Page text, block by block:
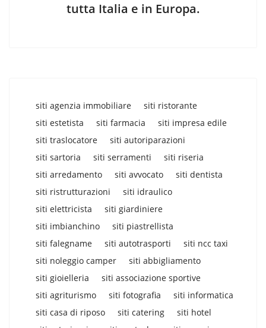
tutta Italia e in Europa.
siti agenzia immobiliare
siti ristorante
siti estetista
siti farmacia
siti impresa edile
siti traslocatore
siti autoriparazioni
siti sartoria
siti serramenti
siti riseria
siti arredamento
siti avvocato
siti dentista
siti ristrutturazioni
siti idraulico
siti elettricista
siti giardiniere
siti imbianchino
siti piastrellista
siti falegname
siti autotrasporti
siti ncc taxi
siti noleggio camper
siti abbigliamento
siti gioielleria
siti associazione sportive
siti agriturismo
siti fotografia
siti informatica
siti casa di riposo
siti catering
siti hotel